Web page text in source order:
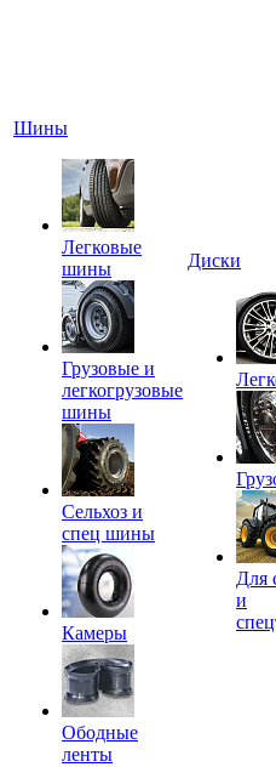
Шины
Легковые
шины
Грузовые и
легкогрузовые
шины
Сельхоз и
спец шины
Камеры
Ободные
ленты
Диски
Для
и